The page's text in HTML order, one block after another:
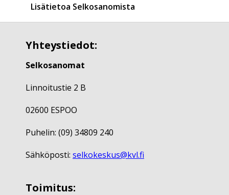
Lisätietoa Selkosanomista
Yhteystiedot:
Selkosanomat
Linnoitustie 2 B
02600 ESPOO
Puhelin: (09) 34809 240
Sähköposti: selkokeskus@kvl.fi
Toimitus: